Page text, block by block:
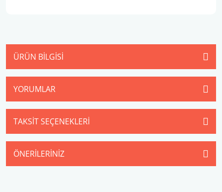
ÜRÜN BILGISI
YORUMLAR
TAKSIT SEÇENEKLERI
ÖNERILERINIZ